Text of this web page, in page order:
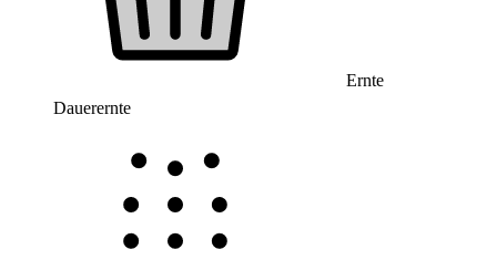
Ernte
Dauerernte